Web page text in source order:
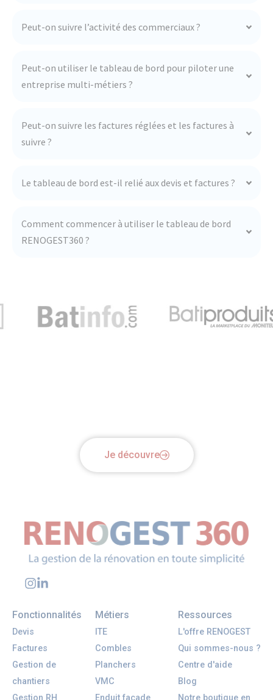
Peut-on suivre l’activité des commerciaux ?
Peut-on utiliser le tableau de bord pour piloter une
entreprise multi-métiers ?
Peut-on suivre les factures réglées et les factures à
suivre ?
Le tableau de bord est-il relié aux devis et factures ?
Comment commencer à utiliser le tableau de bord
RENOGEST360 ?
Je découvre
Fonctionnalités
Devis
Factures
Gestion de
chantiers
Métiers
ITE
Combles
Planchers
VMC
Ressources
L'offre RENOGEST
Qui sommes-nous ?
Centre d'aide
Blog